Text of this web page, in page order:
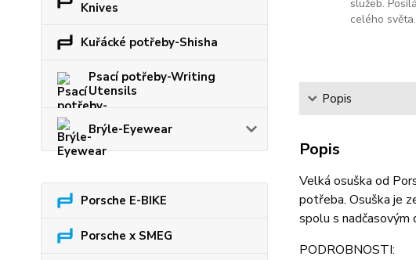
Knives
Kuřácké potřeby-Shisha
Psací potřeby-Writing
Utensils
Brýle-Eyewear
Porsche E-BIKE
Porsche x SMEG
služeb.
celého světa.
Popis
Popis
Velká osuška od
potřeba. Osuška je
spolu s nadčasovým
PODROBNOSTI: